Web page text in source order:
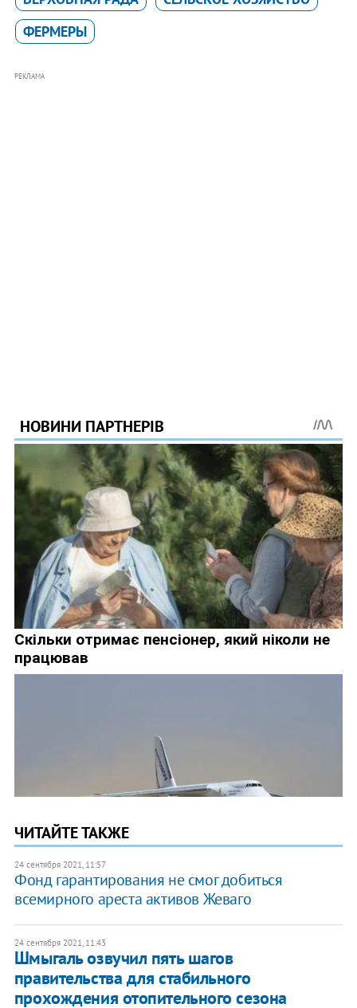
ФЕРМЕРЫ
РЕКЛАМА
ЧИТАЙТЕ ТАКЖЕ
24 сентября 2021, 11:57
Фонд гарантирования не смог добиться
всемирного ареста активов Жеваго
24 сентября 2021, 11:43
Шмыгаль озвучил пять шагов
правительства для стабильного
прохождения отопительного сезона